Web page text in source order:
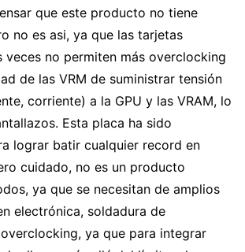
que este producto no tiene
no es asi, ya que las tarjetas
veces no permiten más overclocking
de las VRM de suministrar tensión
corriente) a la GPU y las VRAM, lo
Esta placa ha sido
lograr batir cualquier record en
cuidado, no es un producto
ya que se necesitan de amplios
electrónica, soldadura de
ya que para integrar